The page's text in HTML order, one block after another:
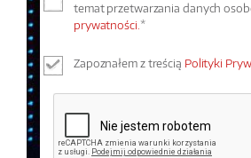
temat przetwarzania danych
prywatności.*
Zapoznałem z treścią Polityki